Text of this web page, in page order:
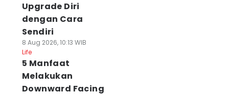
Upgrade Diri
dengan Cara
Sendiri
8 Aug 2026, 10:13 WIB
Life
5 Manfaat
Melakukan
Downward Facing